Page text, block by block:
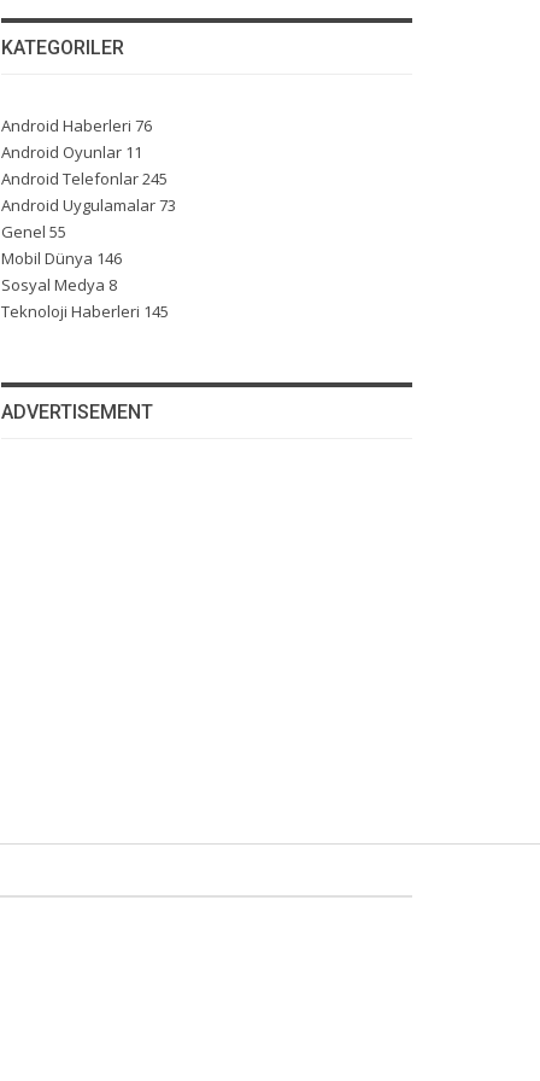
KATEGORILER
Android Haberleri 76
Android Oyunlar 11
Android Telefonlar245
Android Uygulamalar73
Genel 55
Mobil Dünya 146
Sosyal Medya 8
Teknoloji Haberleri 145
ADVERTISEMENT